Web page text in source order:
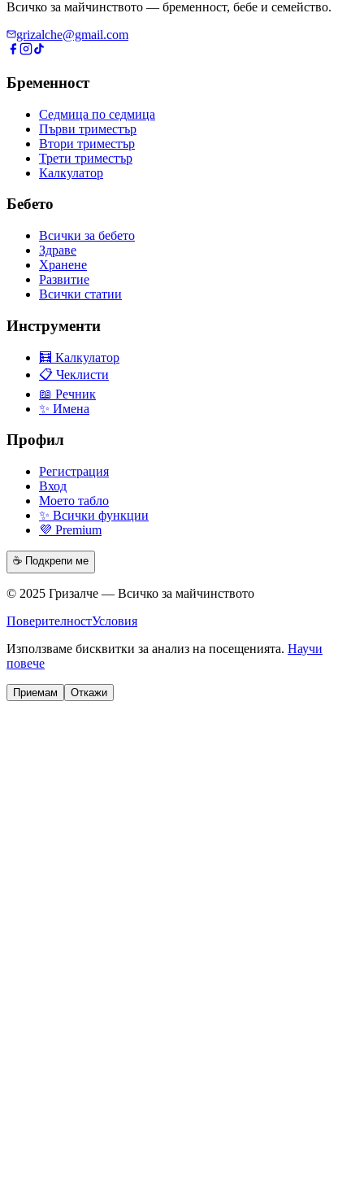
Всичко за майчинството — бременност, бебе и семейство.
grizalche@gmail.com
Бременност
Седмица по седмица
Първи триместър
Втори триместър
Трети триместър
Калкулатор
Бебето
Всички за бебето
Здраве
Хранене
Развитие
Всички статии
Инструменти
🧮 Калкулатор
📋 Чеклисти
📖 Речник
✨ Имена
Профил
Регистрация
Вход
Моето табло
✨ Всички функции
💜 Premium
☕ Подкрепи ме
© 2025 Гризалче — Всичко за майчинството
ПоверителностУсловия
Използваме бисквитки за анализ на посещенията. Научи
повече
Приемам Откажи